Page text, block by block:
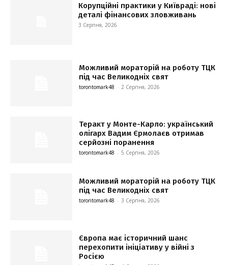
Корупційні практики у Київраді: нові
деталі фінансових зловживань
3 Серпня, 2026
Можливий мораторій на роботу ТЦК
під час Великодніх свят
torontomark48 - 2 Серпня, 2026
Теракт у Монте-Карло: український
олігарх Вадим Єрмолаєв отримав
серйозні поранення
torontomark48 - 5 Серпня, 2026
Можливий мораторій на роботу ТЦК
під час Великодніх свят
torontomark48 - 3 Серпня, 2026
Європа має історичний шанс
перехопити ініціативу у війні з
Росією